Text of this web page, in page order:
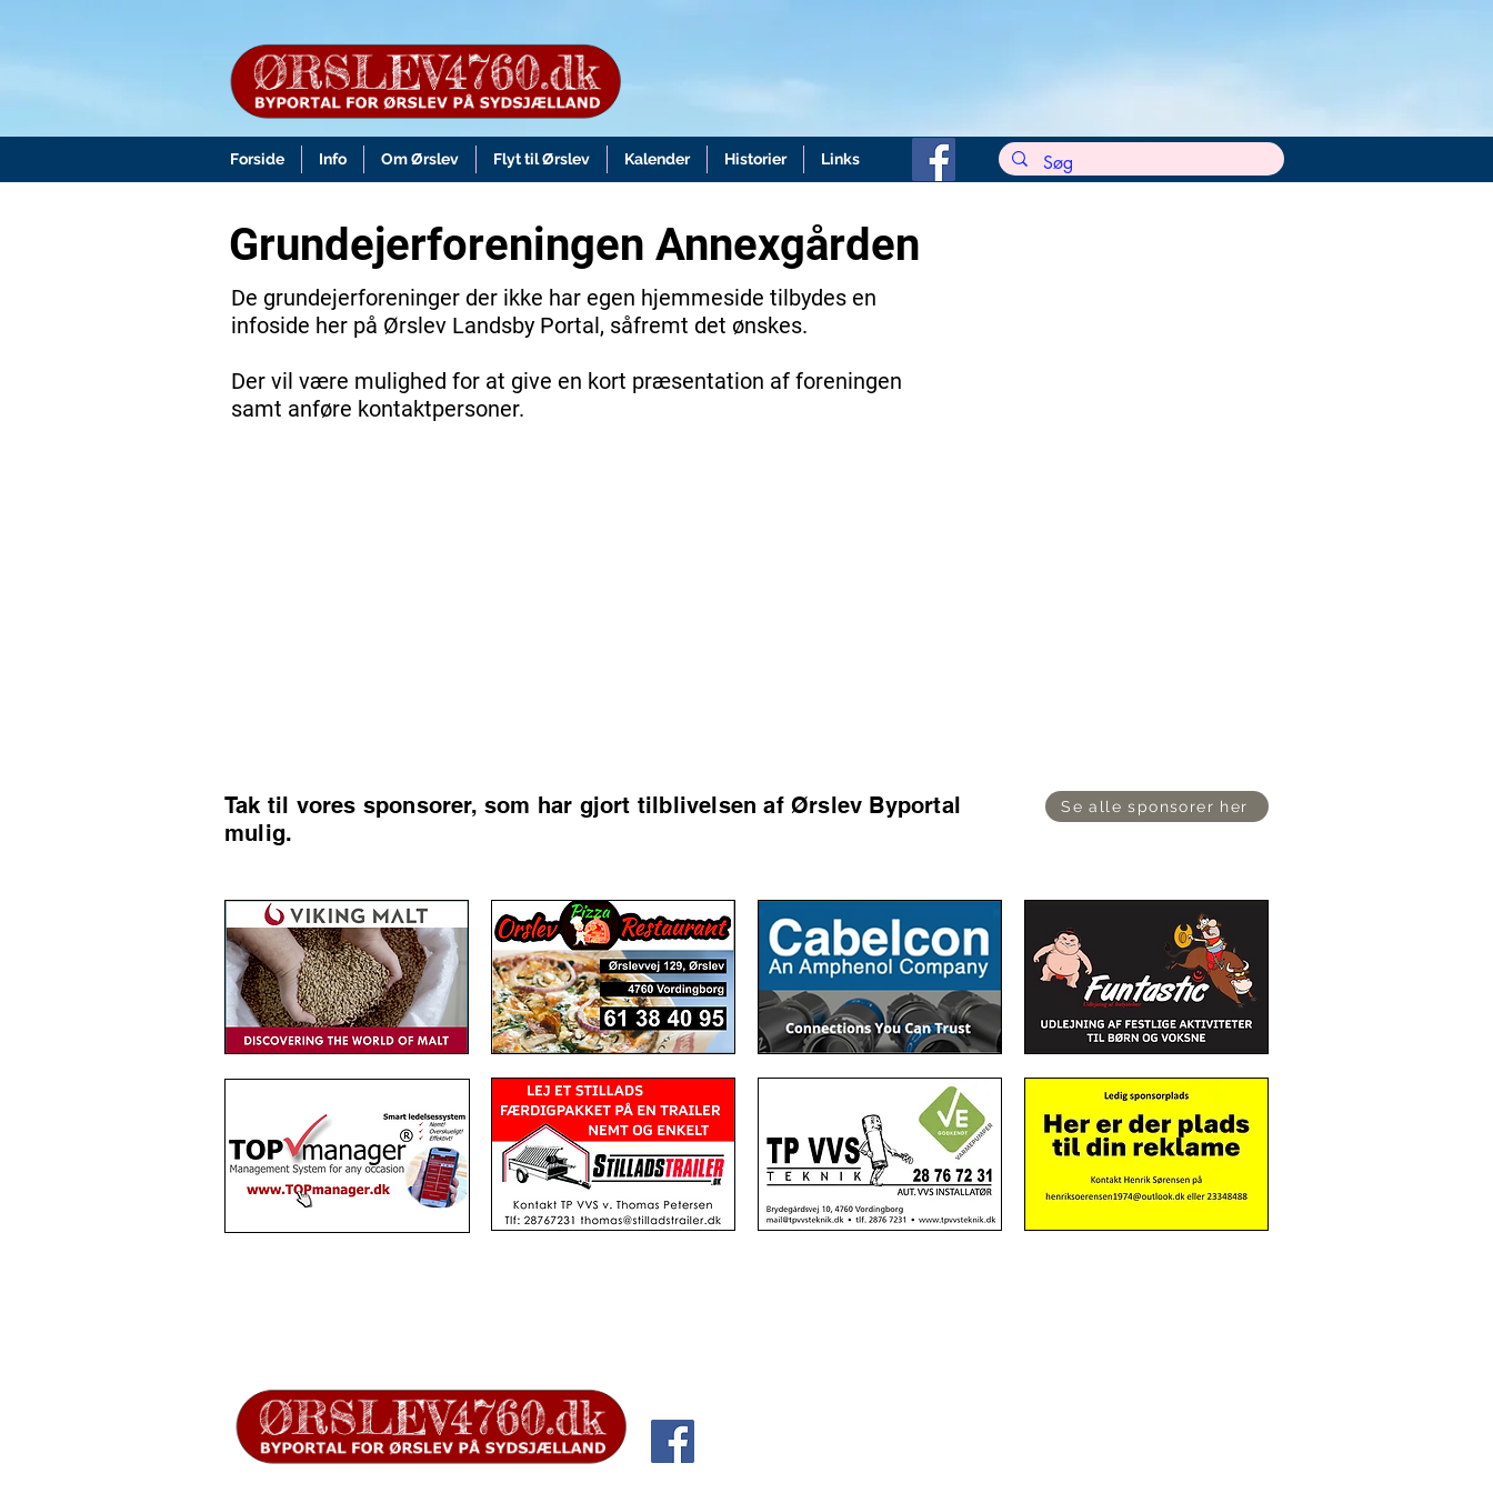
Forside Info Om Ørslev Flyt til Ørslev Kalender Historier Links
Grundejerforeningen Annexgården
De grundejerforeninger der ikke har egen hjemmeside tilbydes en
infoside her på Ørslev Landsby Portal, såfremt det ønskes.
Der vil være mulighed for at give en kort præsentation af foreningen
samt anføre kontaktpersoner.
Tak til vores sponsorer, som har gjort tilblivelsen af Ørslev Byportal
mulig.
Se alle sponsorer her